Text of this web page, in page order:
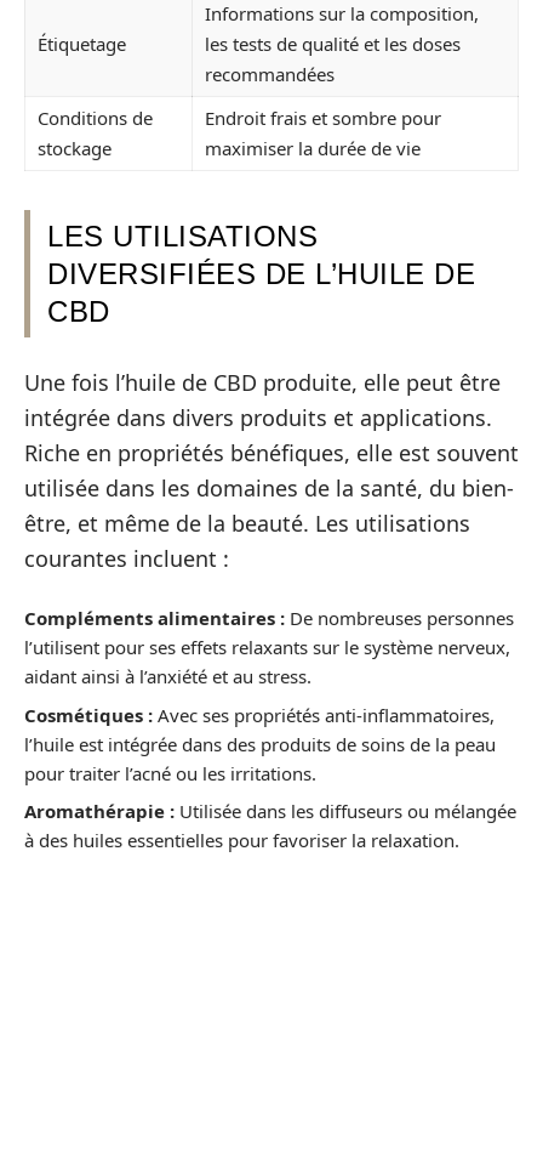
Étiquetage
Informations sur la composition,
les tests de qualité et les doses
recommandées
Conditions de
stockage
Endroit frais et sombre pour
maximiser la durée de vie
LES UTILISATIONS
DIVERSIFIÉES DE L’HUILE DE
CBD
Une fois l’huile de CBD produite, elle peut être
intégrée dans divers produits et applications.
Riche en propriétés bénéfiques, elle est souvent
utilisée dans les domaines de la santé, du bien-
être, et même de la beauté. Les utilisations
courantes incluent :
Compléments alimentaires : De nombreuses personnes
l’utilisent pour ses effets relaxants sur le système nerveux,
aidant ainsi à l’anxiété et au stress.
Cosmétiques : Avec ses propriétés anti-inflammatoires,
l’huile est intégrée dans des produits de soins de la peau
pour traiter l’acné ou les irritations.
Aromathérapie : Utilisée dans les diffuseurs ou mélangée
à des huiles essentielles pour favoriser la relaxation.